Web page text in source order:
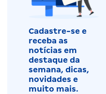
Cadastre-se e
receba as
notícias em
destaque da
semana, dicas,
novidades e
muito mais.